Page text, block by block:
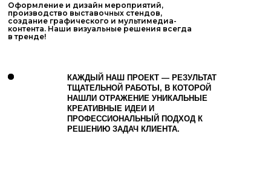
КАЖДЫЙ НАШ ПРОЕКТ — РЕЗУЛЬТАТ
ТЩАТЕЛЬНОЙ РАБОТЫ, В КОТОРОЙ
НАШЛИ ОТРАЖЕНИЕ УНИКАЛЬНЫЕ
КРЕАТИВНЫЕ ИДЕИ И
ПРОФЕССИОНАЛЬНЫЙ ПОДХОД К
РЕШЕНИЮ ЗАДАЧ КЛИЕНТА.
Оформление и дизайн мероприятий,
производство выставочных стендов,
создание графического и мультимедиа-
контента. Наши визуальные решения всегда
в тренде!